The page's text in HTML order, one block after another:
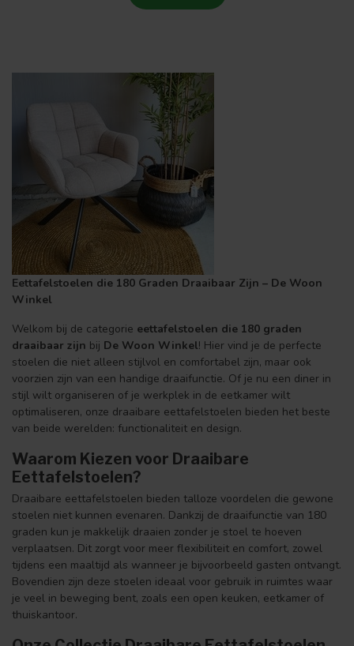
Eettafelstoelen die 180 Graden Draaibaar Zijn – De Woon
Winkel
Welkom bij de categorie eettafelstoelen die 180 graden
draaibaar zijn bij De Woon Winkel! Hier vind je de perfecte
stoelen die niet alleen stijlvol en comfortabel zijn, maar ook
voorzien zijn van een handige draaifunctie. Of je nu een diner in
stijl wilt organiseren of je werkplek in de eetkamer wilt
optimaliseren, onze draaibare eettafelstoelen bieden het beste
van beide werelden: functionaliteit en design.
Waarom Kiezen voor Draaibare
Eettafelstoelen?
Draaibare eettafelstoelen bieden talloze voordelen die gewone
stoelen niet kunnen evenaren. Dankzij de draaifunctie van 180
graden kun je makkelijk draaien zonder je stoel te hoeven
verplaatsen. Dit zorgt voor meer flexibiliteit en comfort, zowel
tijdens een maaltijd als wanneer je bijvoorbeeld gasten ontvangt.
Bovendien zijn deze stoelen ideaal voor gebruik in ruimtes waar
je veel in beweging bent, zoals een open keuken, eetkamer of
thuiskantoor.